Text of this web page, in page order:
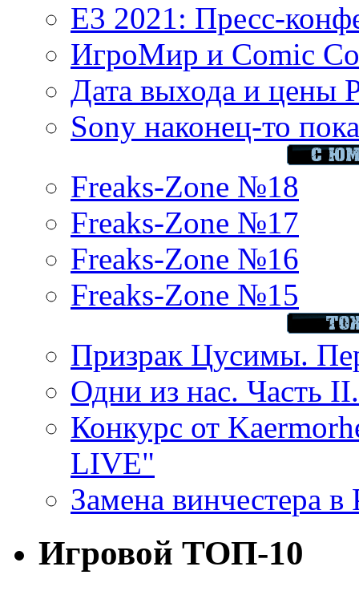
E3 2021: Пресс-
ИгроМир и Comic
Дата выхода и цены
Sony наконец-то
Freaks-Zone №18
Freaks-Zone №17
Freaks-Zone №16
Freaks-Zone №15
Призрак Цусимы.
Одни из нас. Часть
Конкурс от
LIVE"
Замена винчестера
Игровой ТОП-10